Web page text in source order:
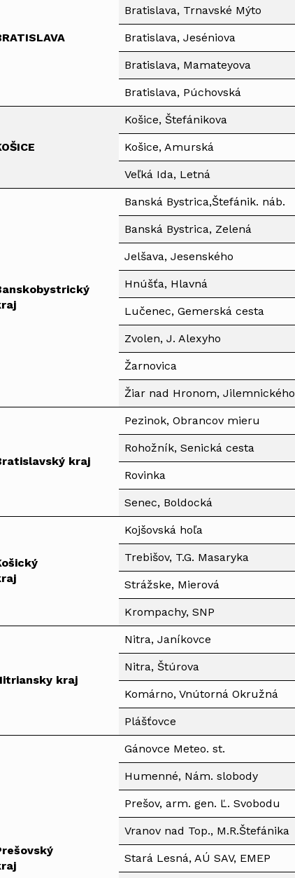
Bratislava, Trnavské Mýto
Bratislava, Jeséniova
Bratislava, Mamateyova
Bratislava, Púchovská
Košice, Štefánikova
Košice, Amurská
Veľká Ida, Letná
Banská Bystrica,Štefánik. náb.
Banská Bystrica, Zelená
Jelšava, Jesenského
Hnúšťa, Hlavná
Lučenec, Gemerská cesta
Zvolen, J. Alexyho
Žarnovica
Žiar nad Hronom, Jilemnického
kraj
Pezinok, Obrancov mieru
Rohožník, Senická cesta
Rovinka
Senec, Boldocká
Kojšovská hoľa
Trebišov, T.G. Masaryka
Strážske, Mierová
Krompachy, SNP
kraj
Nitra, Janíkovce
Nitra, Štúrova
Komárno, Vnútorná Okružná
Plášťovce
Gánovce Meteo. st.
Humenné, Nám. slobody
Prešov, arm. gen. Ľ. Svobodu
Vranov nad Top., M.R.Štefánika
Stará Lesná, AÚ SAV, EMEP